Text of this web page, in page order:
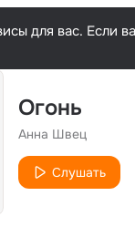
для вас. Если
Огонь
Анна Швец
Слушать